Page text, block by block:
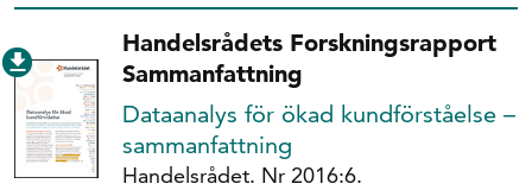
Handelsrådets Forskningsrapport
Sammanfattning
Dataanalys för ökad kundförståelse –
sammanfattning
Handelsrådet. Nr 2016:6.